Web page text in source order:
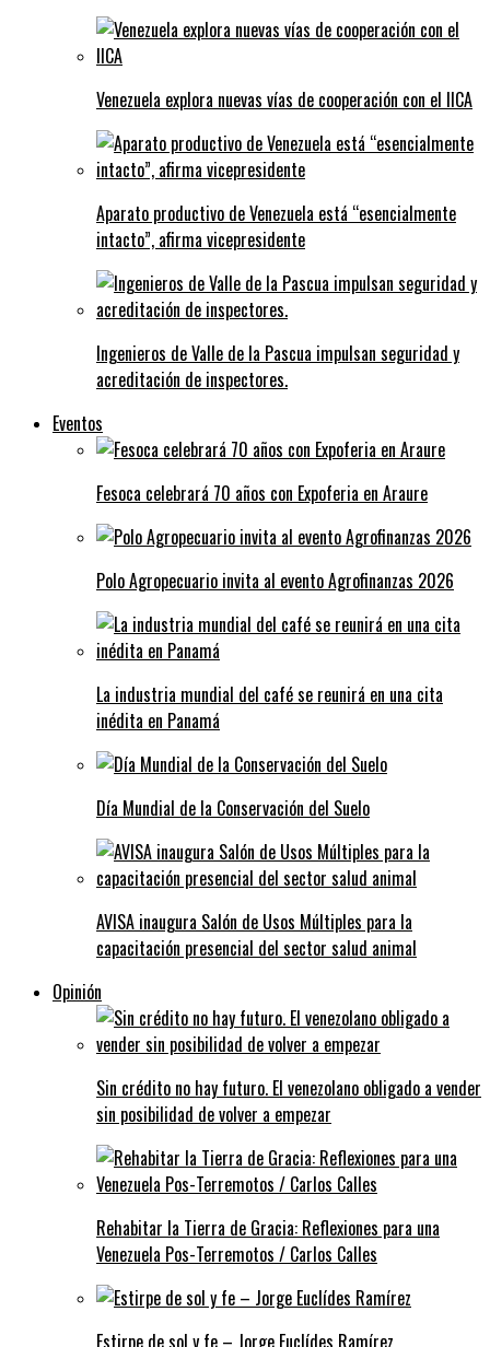
Venezuela explora nuevas vías de cooperación con el IICA
Aparato productivo de Venezuela está “esencialmente
intacto”, afirma vicepresidente
Ingenieros de Valle de la Pascua impulsan seguridad y
acreditación de inspectores.
Eventos
Fesoca celebrará 70 años con Expoferia en Araure
Polo Agropecuario invita al evento Agrofinanzas 2026
La industria mundial del café se reunirá en una cita
inédita en Panamá
Día Mundial de la Conservación del Suelo
AVISA inaugura Salón de Usos Múltiples para la
capacitación presencial del sector salud animal
Opinión
Sin crédito no hay futuro. El venezolano obligado a vender
sin posibilidad de volver a empezar
Rehabitar la Tierra de Gracia: Reflexiones para una
Venezuela Pos-Terremotos / Carlos Calles
Estirpe de sol y fe – Jorge Euclídes Ramírez